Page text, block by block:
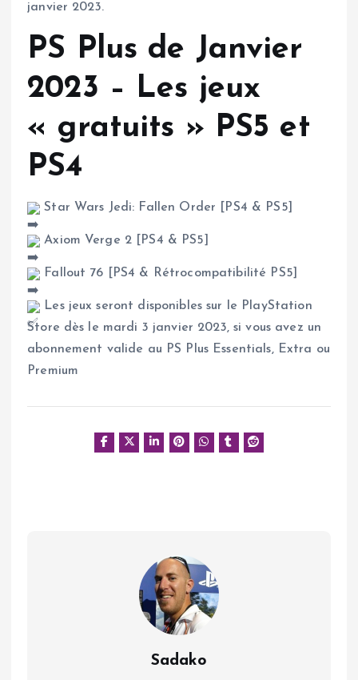
janvier 2023.
PS Plus de Janvier
2023 – Les jeux
« gratuits » PS5 et
PS4
Star Wars Jedi: Fallen Order [PS4 & PS5]
Axiom Verge 2 [PS4 & PS5]
Fallout 76 [PS4 & Rétrocompatibilité PS5]
Les jeux seront disponibles sur le PlayStation
Store dès le mardi 3 janvier 2023, si vous avez un
abonnement valide au PS Plus Essentials, Extra ou
Premium
Sadako